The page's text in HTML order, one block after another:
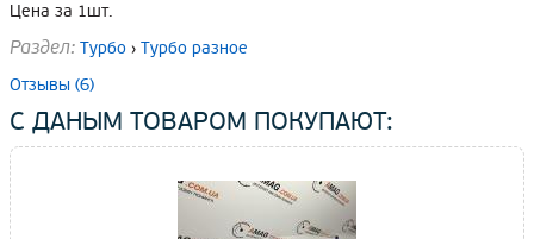
Цена за 1шт.
Раздел: Турбо › Турбо разное
Отзывы (6)
С ДАНЫМ ТОВАРОМ ПОКУПАЮТ: